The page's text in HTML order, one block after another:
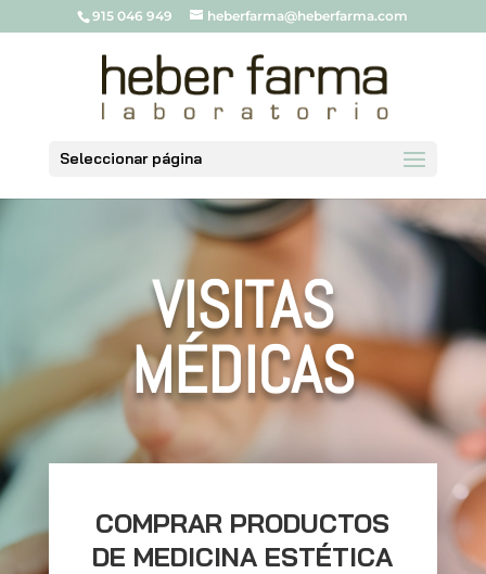
915 046 949 heberfarma@heberfarma.com
Seleccionar página
VISITAS
MÉDICAS
COMPRAR PRODUCTOS
DE MEDICINA ESTÉTICA